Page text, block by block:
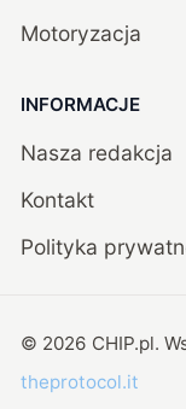
Motoryzacja
INFORMACJE
Nasza redakcja
Kontakt
Polityka
© 2026 CHIP.pl.
theprotocol.it